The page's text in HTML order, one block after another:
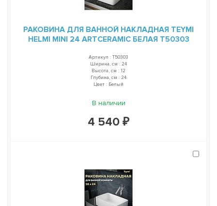
РАКОВИНА ДЛЯ ВАННОЙ НАКЛАДНАЯ TEYMI
HELMI MINI 24 ARTCERAMIC БЕЛАЯ T50303
Артикул : T50303
Ширина, см : 24
Высота, см : 12
Глубина, см : 24
Цвет : Белый
В наличии
4 540 ₽